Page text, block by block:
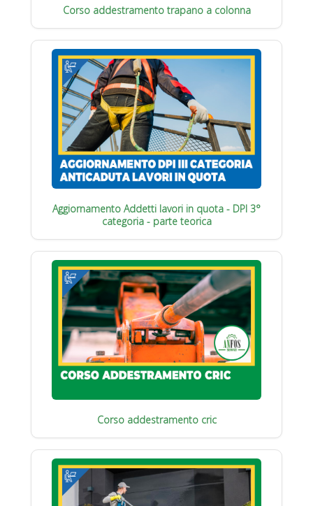
Corso addestramento trapano a colonna
Aggiornamento Addetti lavori in quota - DPI 3°
categoria - parte teorica
Corso addestramento cric